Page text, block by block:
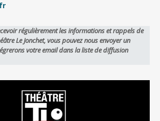
régulièrement les informations et rappels de
Le Jonchet, vous pouvez nous envoyer un
votre email dans la liste de diffusion